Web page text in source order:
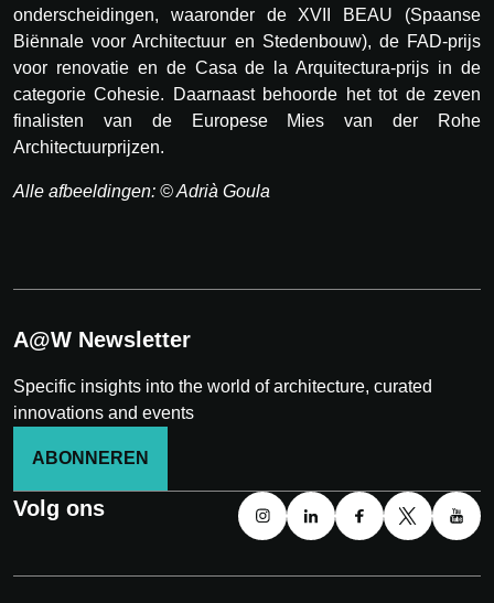
onderscheidingen, waaronder de XVII BEAU (Spaanse
Biënnale voor Architectuur en Stedenbouw), de FAD-prijs
voor renovatie en de Casa de la Arquitectura-prijs in de
categorie Cohesie. Daarnaast behoorde het tot de zeven
finalisten van de Europese Mies van der Rohe
Architectuurprijzen.
Alle afbeeldingen: © Adrià Goula
A@W Newsletter
Specific insights into the world of architecture, curated
innovations and events
ABONNEREN
Volg ons